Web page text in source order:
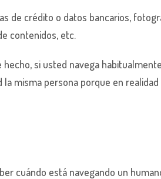
crédito o datos bancarios,
contenidos, etc.
si usted navega
misma persona porque en
cuándo está navegando un